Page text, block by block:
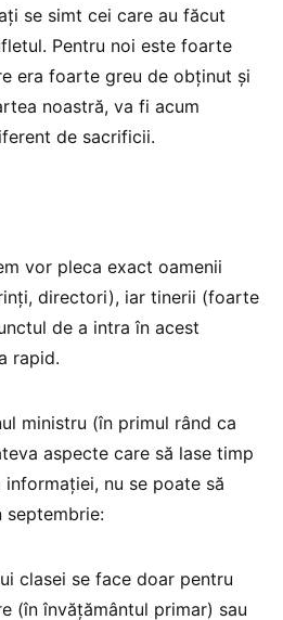
se simt cei care au făcut
Pentru noi este foarte
era foarte greu de obținut și
noastră, va fi acum
de sacrificii.
vor pleca exact oamenii
directori), iar tinerii (foarte
de a intra în acest
rapid.
ministru (în primul rând ca
aspecte care să lase timp
nu se poate să
septembrie:
clasei se face doar pentru
(în învățământul primar) sau